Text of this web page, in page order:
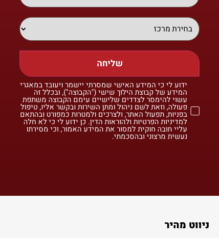
שליחה
ידוע לי כי המידע האישי שמסרתי יישמר ויעובד במאגרי
המידע של קבוצת הילוך שישי ("הקבוצה"), ובכלל זה
עשוי להימסר לצדדים שלישיים עימם הקבוצה משתפת
פעולה, וזאת לשם ניהול ומתן השירות ובקשר אליו, טיפול
בפניות, תפעול האתר, ולצרכים ולמטרות כמפורט ובהתאם
למדיניות הפרטיות ולהוראות הדין. כן ידוע לי כי לא חלה
עליי חובה חוקית למסור את המידע האמור, וכי מסירתו
נעשית מרצוני ובהסכמתי.
ניווט מהיר